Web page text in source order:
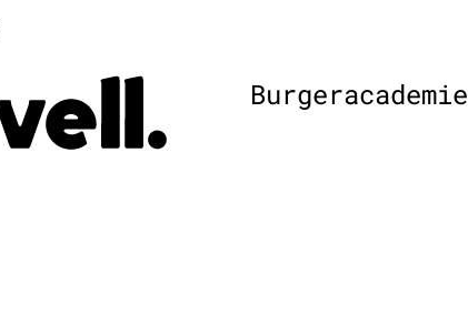
Burgeracademie